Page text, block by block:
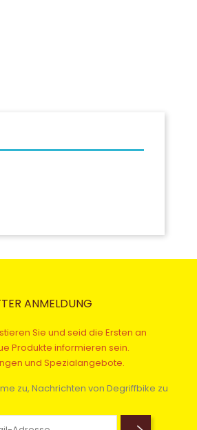
ANMELDUNG
Sie und seid die Ersten an
Produkte informieren sein.
und Spezialangebote.
zu, Nachrichten von Degriffbike zu